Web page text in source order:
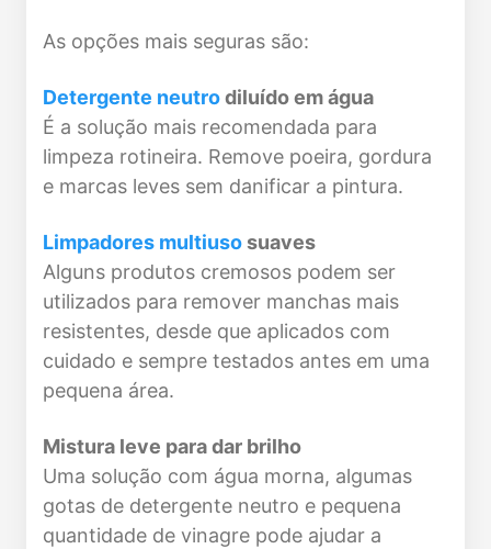
As opções mais seguras são:
Detergente neutrodiluído em água
É a solução mais recomendada para
limpeza rotineira. Remove poeira, gordura
e marcas leves sem danificar a pintura.
Limpadores multiusosuaves
Alguns produtos cremosos podem ser
utilizados para remover manchas mais
resistentes, desde que aplicados com
cuidado e sempre testados antes em uma
pequena área.
Mistura leve para dar brilho
Uma solução com água morna, algumas
gotas de detergente neutro e pequena
quantidade de vinagre pode ajudar a